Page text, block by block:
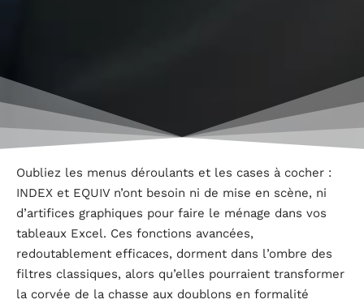
Oubliez les menus déroulants et les cases à cocher :
INDEX et EQUIV n’ont besoin ni de mise en scène, ni
d’artifices graphiques pour faire le ménage dans vos
tableaux Excel. Ces fonctions avancées,
redoutablement efficaces, dorment dans l’ombre des
filtres classiques, alors qu’elles pourraient transformer
la corvée de la chasse aux doublons en formalité